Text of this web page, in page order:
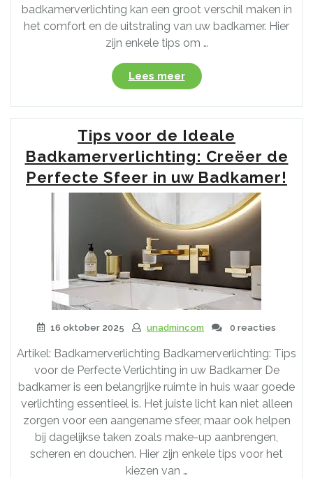
badkamerverlichting kan een groot verschil maken in
het comfort en de uitstraling van uw badkamer. Hier
zijn enkele tips om …
Lees meer“Tips
voor
de
Ideale
Badkamerverlichting:
Creëer
Sfeer
en
Functionaliteit”
Tips voor de Ideale
Badkamerverlichting: Creëer de
Perfecte Sfeer in uw Badkamer!
16 oktober 2025 unadmincom 0 reacties
Artikel: Badkamerverlichting Badkamerverlichting: Tips
voor de Perfecte Verlichting in uw Badkamer De
badkamer is een belangrijke ruimte in huis waar goede
verlichting essentieel is. Het juiste licht kan niet alleen
zorgen voor een aangename sfeer, maar ook helpen
bij dagelijkse taken zoals make-up aanbrengen,
scheren en douchen. Hier zijn enkele tips voor het
kiezen van …